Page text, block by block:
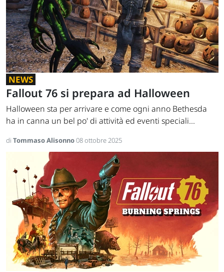
NEWS
Fallout 76 si prepara ad Halloween
Halloween sta per arrivare e come ogni anno Bethesda
ha in canna un bel po' di attività ed eventi speciali...
di Tommaso Alisonno08 ottobre 2025